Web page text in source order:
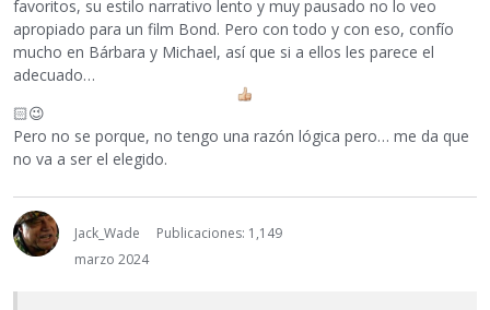
favoritos, su estilo narrativo lento y muy pausado no lo veo
apropiado para un film Bond. Pero con todo y con eso, confío
mucho en Bárbara y Michael, así que si a ellos les parece el
adecuado…
🏻😉
Pero no se porque, no tengo una razón lógica pero… me da que
no va a ser el elegido.
Jack_Wade
Publicaciones: 1,149
marzo 2024